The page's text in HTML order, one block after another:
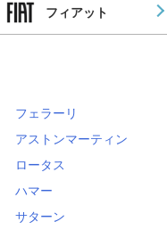
フィアット
フェラーリ
アストンマーティン
ロータス
ハマー
サターン